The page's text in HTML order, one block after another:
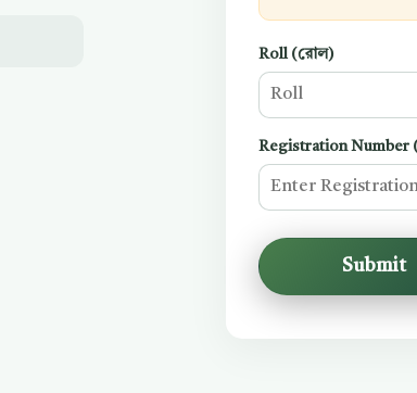
Roll (রোল)
Registration Number
Submit